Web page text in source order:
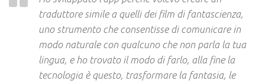
traduttore simile a quelli dei film di fantascienza,
uno strumento che consentisse di comunicare in
modo naturale con qualcuno che non parla la tua
lingua, e ho trovato il modo di farlo, alla fine la
tecnologia è questo, trasformare la fantasia, le